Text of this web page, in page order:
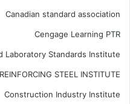
Canadian standard association
Cengage Learning PTR
Laboratory Standards Institute
STEEL INSTITUTE
Construction Industry Institute